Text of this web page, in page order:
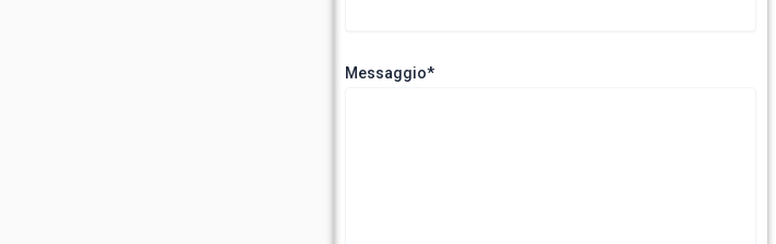
Messaggio*